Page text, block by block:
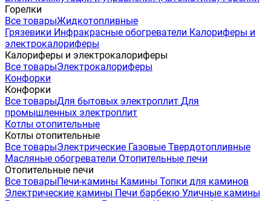
Горелки
Все товарыЖидкотопливные
Грязевики Инфракрасные обогреватели Калориферы и
электрокалориферы
Калориферы и электрокалориферы
Все товарыЭлектрокалориферы
Конфорки
Конфорки
Все товарыДля бытовых электроплит Для
промышленных электроплит
Котлы отопительные
Котлы отопительные
Все товарыЭлектрические Газовые Твердотопливные
Масляные обогреватели Отопительные печи
Отопительные печи
Все товарыПечи-камины Камины Топки для каминов
Электрические камины Печи барбекю Уличные камины